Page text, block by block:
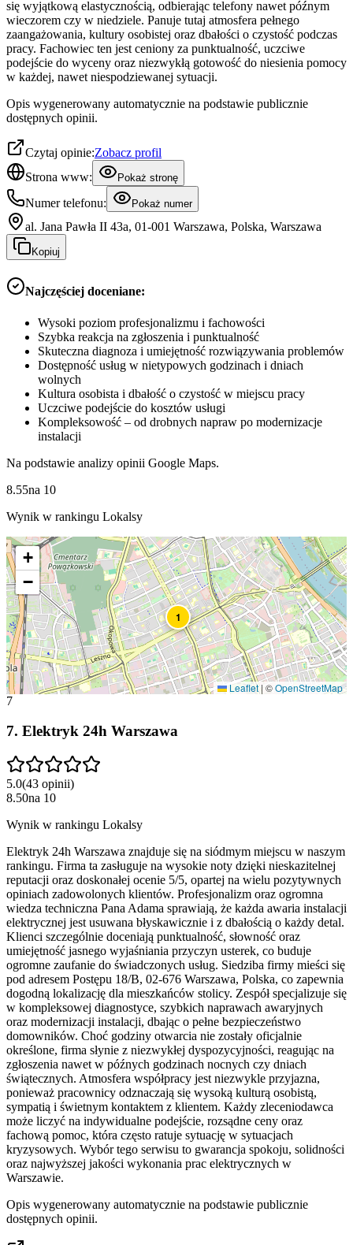
się wyjątkową elastycznością, odbierając telefony nawet późnym
wieczorem czy w niedziele. Panuje tutaj atmosfera pełnego
zaangażowania, kultury osobistej oraz dbałości o czystość podczas
pracy. Fachowiec ten jest ceniony za punktualność, uczciwe
podejście do wyceny oraz niezwykłą gotowość do niesienia pomocy
w każdej, nawet niespodziewanej sytuacji.
Opis wygenerowany automatycznie na podstawie publicznie
dostępnych opinii.
Czytaj opinie:Zobacz profil
Strona www:
Pokaż stronę
Numer telefonu: Pokaż numer
al. Jana Pawła II 43a, 01-001 Warszawa, Polska, Warszawa
Kopiuj
Najczęściej doceniane:
Wysoki poziom profesjonalizmu i fachowości
Szybka reakcja na zgłoszenia i punktualność
Skuteczna diagnoza i umiejętność rozwiązywania problemów
Dostępność usług w nietypowych godzinach i dniach
wolnych
Kultura osobista i dbałość o czystość w miejscu pracy
Uczciwe podejście do kosztów usługi
Kompleksowość – od drobnych napraw po modernizacje
instalacji
Na podstawie analizy opinii Google Maps.
8.55na 10
Wynik w rankingu Lokalsy
1
+
−
Leaflet| ©OpenStreetMap
7
7. Elektryk 24h Warszawa
5.0(43 opinii)
8.50na 10
Wynik w rankingu Lokalsy
Elektryk 24h Warszawa znajduje się na siódmym miejscu w naszym
rankingu. Firma ta zasługuje na wysokie noty dzięki nieskazitelnej
reputacji oraz doskonałej ocenie 5/5, opartej na wielu pozytywnych
opiniach zadowolonych klientów. Profesjonalizm oraz ogromna
wiedza techniczna Pana Adama sprawiają, że każda awaria instalacji
elektrycznej jest usuwana błyskawicznie i z dbałością o każdy detal.
Klienci szczególnie doceniają punktualność, słowność oraz
umiejętność jasnego wyjaśniania przyczyn usterek, co buduje
ogromne zaufanie do świadczonych usług. Siedziba firmy mieści się
pod adresem Postępu 18/B, 02-676 Warszawa, Polska, co zapewnia
dogodną lokalizację dla mieszkańców stolicy. Zespół specjalizuje się
w kompleksowej diagnostyce, szybkich naprawach awaryjnych
oraz modernizacji instalacji, dbając o pełne bezpieczeństwo
domowników. Choć godziny otwarcia nie zostały oficjalnie
określone, firma słynie z niezwykłej dyspozycyjności, reagując na
zgłoszenia nawet w późnych godzinach nocnych czy dniach
świątecznych. Atmosfera współpracy jest niezwykle przyjazna,
ponieważ pracownicy odznaczają się wysoką kulturą osobistą,
sympatią i świetnym kontaktem z klientem. Każdy zleceniodawca
może liczyć na indywidualne podejście, rozsądne ceny oraz
fachową pomoc, która często ratuje sytuację w sytuacjach
kryzysowych. Wybór tego serwisu to gwarancja spokoju, solidności
oraz najwyższej jakości wykonania prac elektrycznych w
Warszawie.
Opis wygenerowany automatycznie na podstawie publicznie
dostępnych opinii.